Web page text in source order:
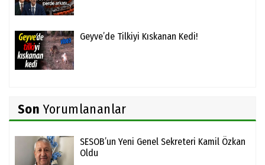
Geyve’de Tilkiyi Kıskanan Kedi!
Son Yorumlananlar
SESOB’un Yeni Genel Sekreteri Kamil Özkan
Oldu